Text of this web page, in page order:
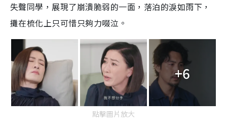
失聲同學，展現了崩潰脆弱的一面，落泊的淚如雨下，
攤在梳化上只可惜只夠力啜泣。
+6
點擊圖片放大